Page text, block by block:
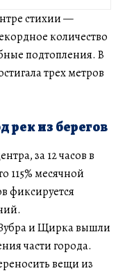
стихии —
количество
подтопления. В
трех метров
рек из берегов
за 12 часов в
115% месячной
фиксируется
и Щирка вышли
части города.
вещи из